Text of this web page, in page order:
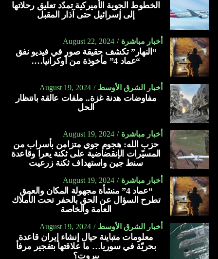
الخطوط الجوية الأميركية تمدّد تعليق رحلاتها
إلى إسرائيل حتى آذار المقبل
أخبار مباشرة August 22, 2024
“النهار” تكشف حقيقة صور في فيديو نفق
“عماد 4” مأخوذة من أوكرانيا….
أخبار الشرق الأوسط August 19, 2024
مفاوضات هدنة غزة.. ملفات عالقة بانتظار
الحل
أخبار مباشرة August 19, 2024
حزب الله: هجوم جوي متزامن بأسراب من
المسيّرات الإنقضاضية على ثكنة يعرا وقاعدة
سنط جين واستهداف ثكنة زرعيت
أخبار مباشرة August 19, 2024
“عماد 4” منشأة مجهولة المكان والعمق
تطرح السؤال عن الحق بالحفر تحت الأملاك
العامة والخاصة
أخبار الشرق الأوسط August 19, 2024
معلومات متباينة حيال إنشاء إيران قاعدة
بحريّة في سوريا… ما علاقتها بتفجير مرفأ
بيروت؟